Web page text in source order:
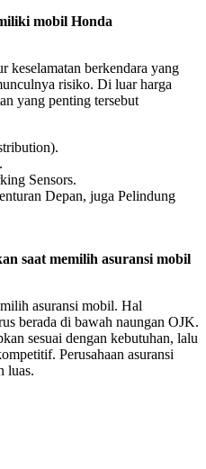
mobil Honda
keselamatan berkendara yang
risiko. Di luar harga
yang penting tersebut
Sensors.
Depan, juga Pelindung
saat memilih asuransi mobil
asuransi mobil. Hal
berada di bawah naungan OJK.
sesuai dengan kebutuhan, lalu
Perusahaan asuransi
luas.